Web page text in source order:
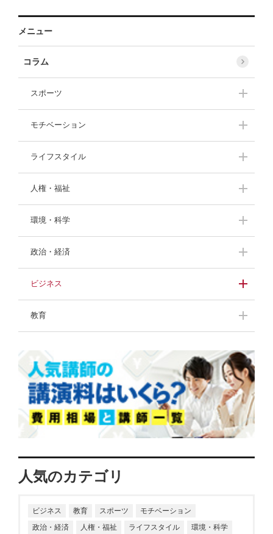
メニュー
コラム
スポーツ
伊藤華英
武田美保
奥村幸治
舞の海秀平
寺廻太
山本昌邦
モチベーション
上田比呂志
渡邊洋子
川村透
末木佐知
川村透
ライフスタイル
甘糟りり子
山本京子
長野茂
井戸美枝
中村浩子
干場義雅 榊原貴子
人権・福祉
渡部陽一
中村勝雄
濱宮郷詞
河合純一
環境・科学
村田佳壽子
進藤勇治
清水国明
政治・経済
進藤勇治
藤田正美
岡田晃
ビジネス
牛窪万里子
黒田英雄 谷田昭吾
榎本晋作 大越章司
久原健司 山本衣奈子
大谷由里子
教育
鈴木みどり 清水克彦
春日美奈子 渡辺真由子
親野智可等 長谷川満
石川結貴
人気のカテゴリ
ビジネス 教育 スポーツ
モチベーション
政治・経済
人権・福祉 ライフスタイル 環境・科学